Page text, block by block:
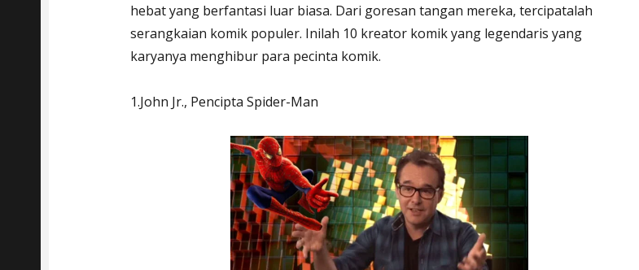
hebat yang berfantasi luar biasa. Dari goresan tangan mereka, tercipatalah
serangkaian komik populer. Inilah 10 kreator komik yang legendaris yang
karyanya menghibur para pecinta komik.
1.John Jr., Pencipta Spider-Man